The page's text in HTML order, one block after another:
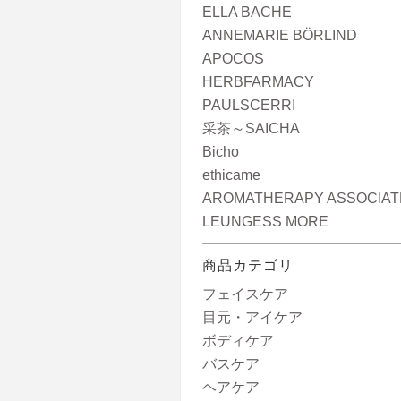
ELLA BACHE
ANNEMARIE BÖRLIND
APOCOS
HERBFARMACY
PAULSCERRI
采茶～SAICHA
Bicho
ethicame
AROMATHERAPY
LEUNGESS MORE
商品カテゴリ
フェイスケア
目元・アイケア
ボディケア
バスケア
ヘアケア